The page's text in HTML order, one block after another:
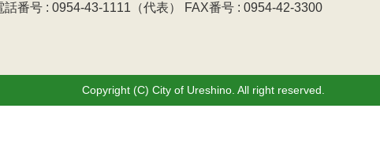
話番号 : 0954-43-1111（代表） FAX番号 : 0954-42-3300
Copyright (C) City of Ureshino. All right reserved.